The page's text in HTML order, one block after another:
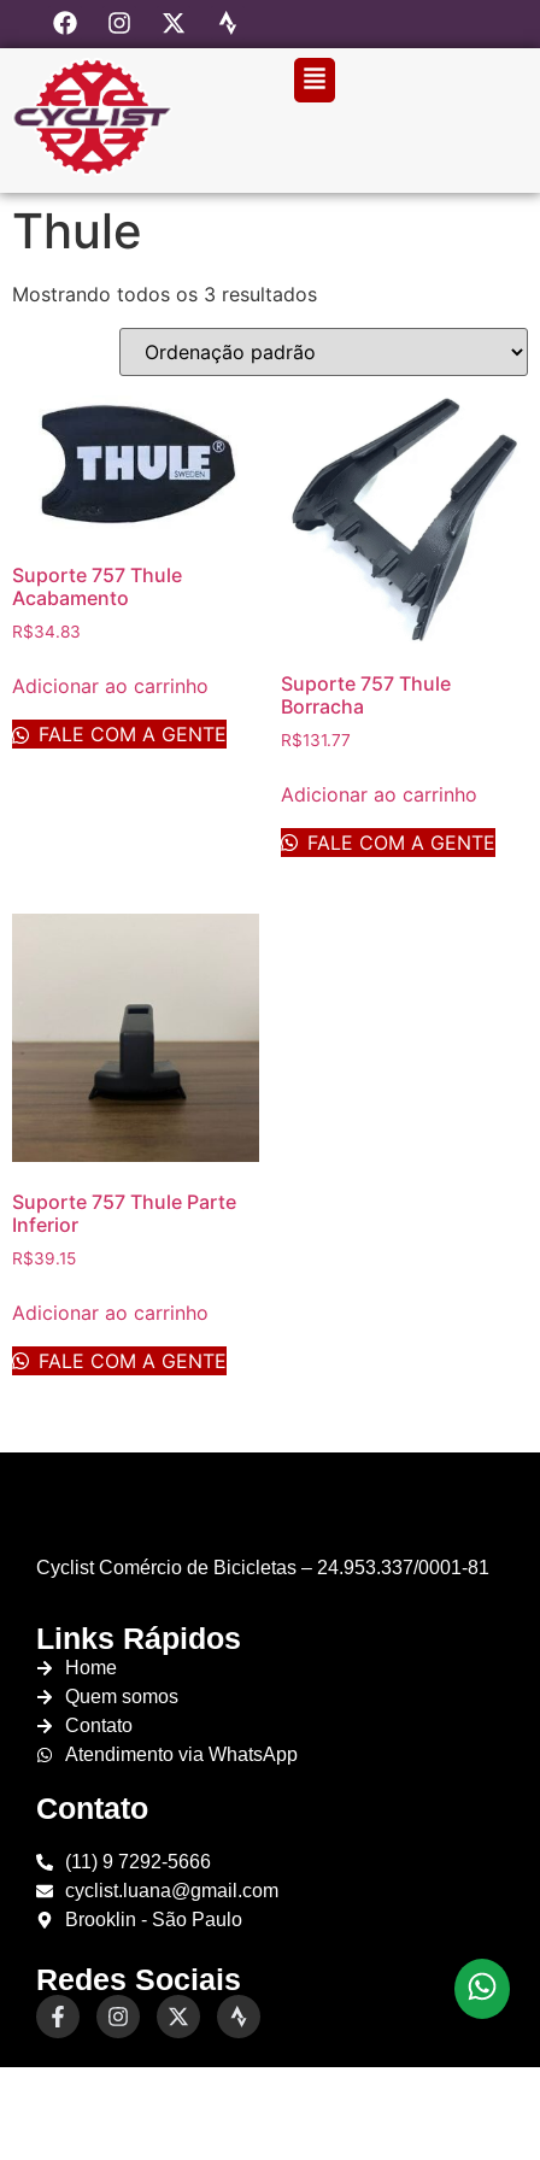
Thule
Mostrando todos os 3 resultados
Suporte 757 Thule
Acabamento
R$34.83
Adicionar ao carrinho
FALE COM A GENTE
Suporte 757 Thule
Borracha
R$131.77
Adicionar ao carrinho
FALE COM A GENTE
Suporte 757 Thule Parte
Inferior
R$39.15
Adicionar ao carrinho
FALE COM A GENTE
Cyclist Comércio de Bicicletas – 24.953.337/0001-81
Links Rápidos
Home
Quem somos
Contato
Atendimento via WhatsApp
Contato
(11) 9 7292-5666
cyclist.luana@gmail.com
Brooklin - São Paulo
Redes Sociais